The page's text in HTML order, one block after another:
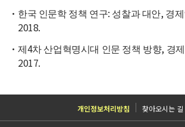
한국 인문학 정책 연구: 성찰과 대안, 경
2018.
제4차 산업혁명시대 인문 정책 방향, 경
2017.
개인정보처리방침 찾아오시는 길